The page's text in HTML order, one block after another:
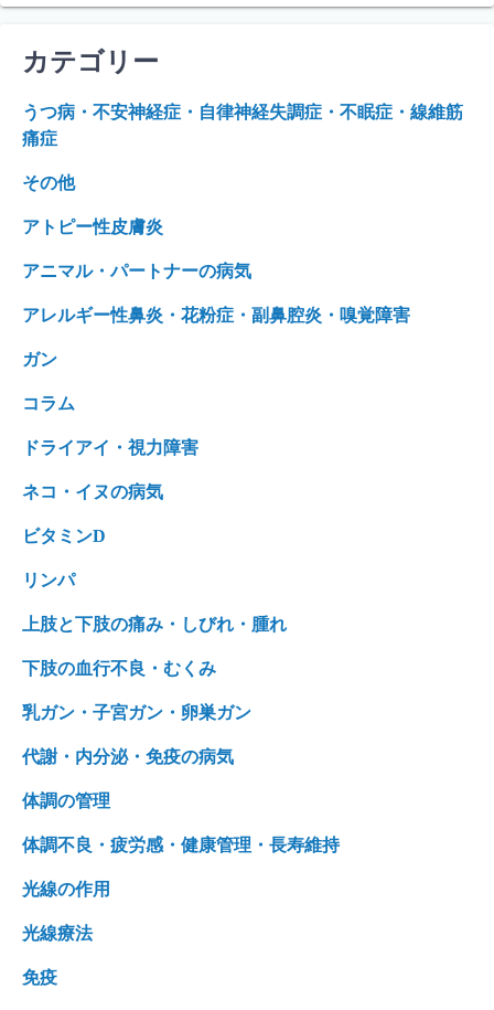
カテゴリー
うつ病・不安神経症・自律神経失調症・不眠症・線維筋
痛症
その他
アトピー性皮膚炎
アニマル・パートナーの病気
アレルギー性鼻炎・花粉症・副鼻腔炎・嗅覚障害
ガン
コラム
ドライアイ・視力障害
ネコ・イヌの病気
ビタミンD
リンパ
上肢と下肢の痛み・しびれ・腫れ
下肢の血行不良・むくみ
乳ガン・子宮ガン・卵巣ガン
代謝・内分泌・免疫の病気
体調の管理
体調不良・疲労感・健康管理・長寿維持
光線の作用
光線療法
免疫